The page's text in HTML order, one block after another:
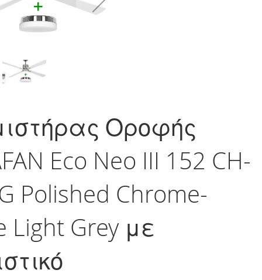
Οροφής
Eco Neo III 152 CH-
Polished Chrome-
Light Grey με